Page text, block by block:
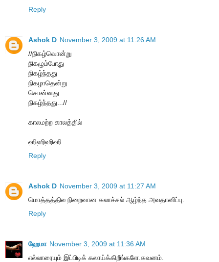
Reply
Ashok D November 3, 2009 at 11:26 AM
//நிகழ்வொன்று
நிகழும்போது
நிகழ்ந்தது
நிகழாதென்று
சொன்னது
நிகழ்ந்தது...//
காலமற்ற காலத்தில்
ஹிஹிஹிஹி
Reply
Ashok D November 3, 2009 at 11:27 AM
மொத்தத்தில நிறைவான கலாச்சல் ஆழ்ந்த அவதானிப்பு.
Reply
ஹேமா November 3, 2009 at 11:36 AM
எல்லாரையும் இப்பிடிக் கலாய்க்கிறீங்களே.கவனம்.